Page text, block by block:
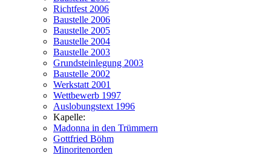
Richtfest 2006
Baustelle 2006
Baustelle 2005
Baustelle 2004
Baustelle 2003
Grundsteinlegung 2003
Baustelle 2002
Werkstatt 2001
Wettbewerb 1997
Auslobungstext 1996
Kapelle:
Madonna in den Trümmern
Gottfried Böhm
Minoritenorden